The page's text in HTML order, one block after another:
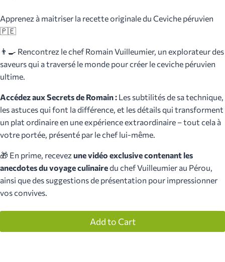
w
Apprenez à maitriser la recette originale du Ceviche péruvien
🇵🇪
👨‍🍳 Rencontrez le chef Romain Vuilleumier, un explorateur des
saveurs qui a traversé le monde pour créer le ceviche péruvien
ultime.
Accédez aux Secrets de Romain : Les subtilités de sa technique,
les astuces qui font la différence, et les détails qui transforment
un plat ordinaire en une expérience extraordinaire – tout cela à
votre portée, présenté par le chef lui-même.
🎁 En prime, recevez une vidéo exclusive contenant les
anecdotes du voyage culinairedu chef Vuilleumier au Pérou,
ainsi que des suggestions de présentation pour impressionner
vos convives.
Add to Cart